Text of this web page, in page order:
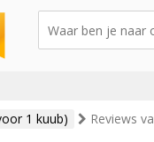
1 kuub) Reviews